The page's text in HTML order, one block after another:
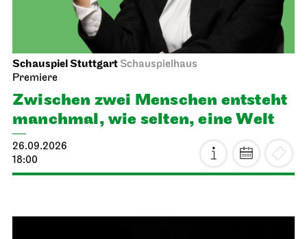
Schauspiel Stuttgart Schauspielhaus
Premiere
Zwischen zwei Menschen ent­steht
manch­mal, wie selten, eine Welt
26.09.2026
18:00